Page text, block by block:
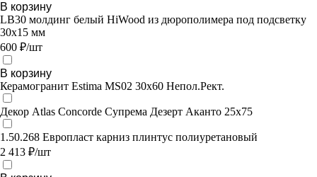
В корзину
LB30 молдинг белый HiWood из дюрополимера под подсветку
30х15 мм
600 ₽/шт
В корзину
Керамогранит Estima MS02 30x60 Непол.Рект.
Декор Atlas Concorde Супрема Дезерт Аканто 25х75
1.50.268 Европласт карниз плинтус полиуретановый
2 413 ₽/шт